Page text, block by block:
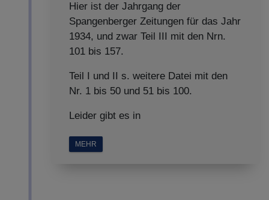
Hier ist der Jahrgang der
Spangenberger Zeitungen für das Jahr
1934, und zwar Teil III mit den Nrn.
101 bis 157.
Teil I und II s. weitere Datei mit den
Nr. 1 bis 50 und 51 bis 100.
Leider gibt es in
MEHR